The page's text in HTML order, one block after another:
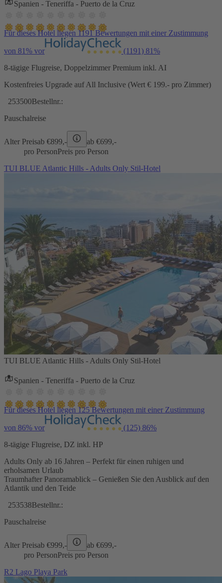
Spanien - Teneriffa - Puerto de la Cruz
Für dieses Hotel liegen 1191 Bewertungen mit einer Zustimmung
von 81% vor (1191) 81%
8-tägige Flugreise, Doppelzimmer Premium inkl. AI
Kostenfreies Upgrade auf All Inclusive (Wert € 199.- pro Zimmer)
253500Bestellnr.:
Pauschalreise
Alter Preisab €899,- ab €699,-
pro PersonPreis pro Person
TUI BLUE Atlantic Hills - Adults Only Stil-Hotel
TUI BLUE Atlantic Hills - Adults Only Stil-Hotel
Spanien - Teneriffa - Puerto de la Cruz
Für dieses Hotel liegen 125 Bewertungen mit einer Zustimmung
von 86% vor (125) 86%
8-tägige Flugreise, DZ inkl. HP
Adults Only ab 16 Jahren – Perfekt für einen ruhigen und
erholsamen Urlaub
Traumhafter Panoramablick – Genießen Sie den Ausblick auf den
Atlantik und den Teide
253538Bestellnr.:
Pauschalreise
Alter Preisab €999,- ab €699,-
pro PersonPreis pro Person
R2 Lago Playa Park